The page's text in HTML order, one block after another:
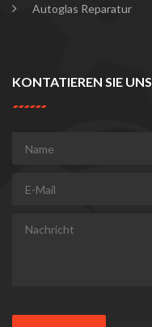
Autoglas Reparatur
KONTATIEREN SIE UNS